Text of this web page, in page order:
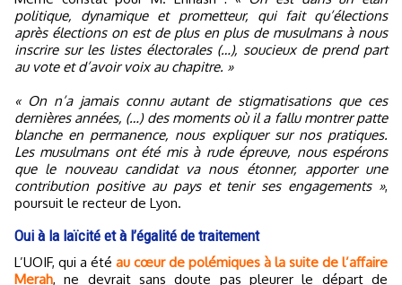
politique, dynamique et prometteur, qui fait qu’élections
après élections on est de plus en plus de musulmans à nous
inscrire sur les listes électorales (…), soucieux de prend part
au vote et d’avoir voix au chapitre. »
« On n’a jamais connu autant de stigmatisations que ces
dernières années, (…) des moments où il a fallu montrer patte
blanche en permanence, nous expliquer sur nos pratiques.
Les musulmans ont été mis à rude épreuve, nous espérons
que le nouveau candidat va nous étonner, apporter une
contribution positive au pays et tenir ses engagements »,
poursuit le recteur de Lyon.
Oui à la laïcité et à l’égalité de traitement
L’UOIF, qui a été au cœur de polémiques à la suite de l’affaire
Merah, ne devrait sans doute pas pleurer le départ de